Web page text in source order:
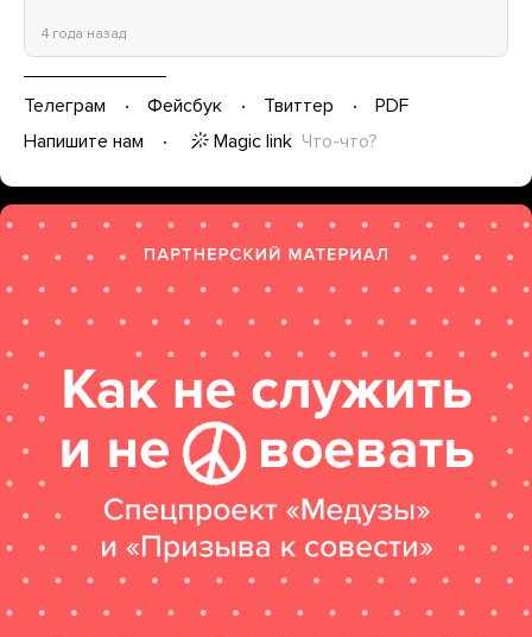
4 года назад
Телеграм Фейсбук Твиттер
PDF
Напишите нам
Magic link Что-что?